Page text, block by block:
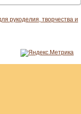
рукоделия, творчества и